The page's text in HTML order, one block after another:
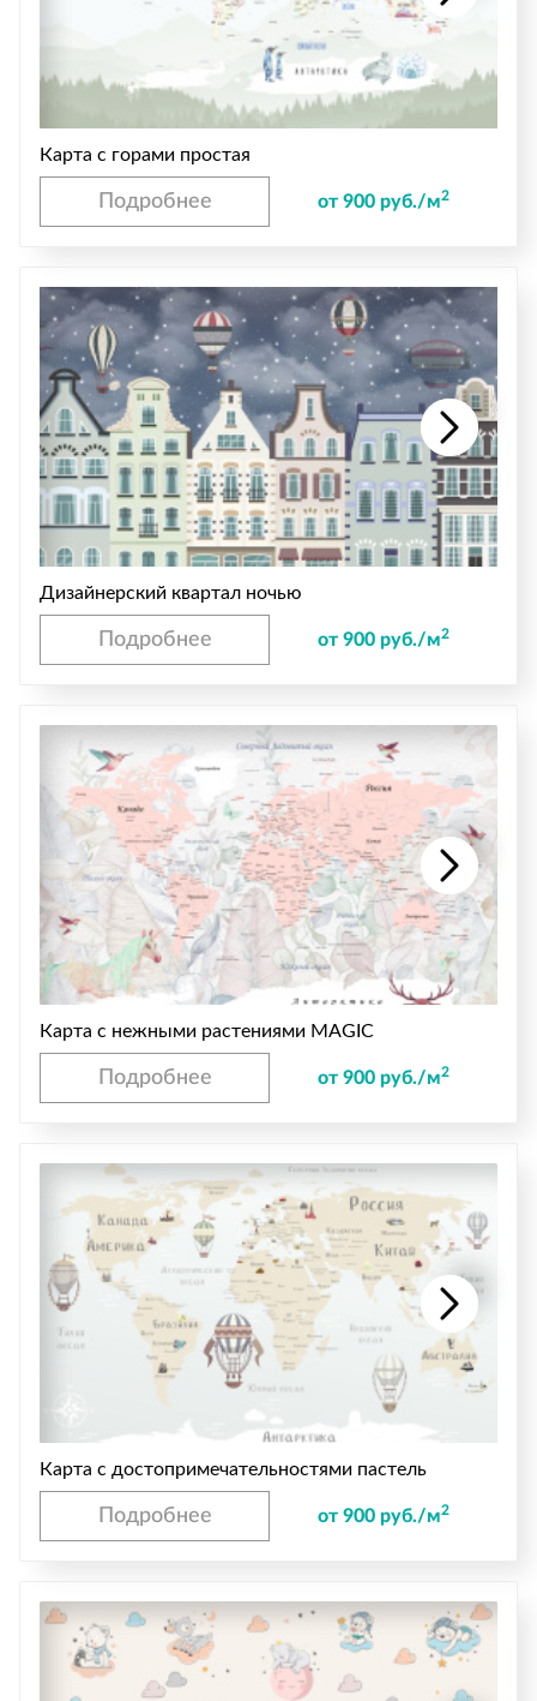
Карта с горами простая
Подробнее от 900 руб./м2
Дизайнерский квартал ночью
Подробнее от 900 руб./м2
Карта с нежными растениями MAGIC
Подробнее от 900 руб./м2
Карта с достопримечательностями пастель
Подробнее от 900 руб./м2